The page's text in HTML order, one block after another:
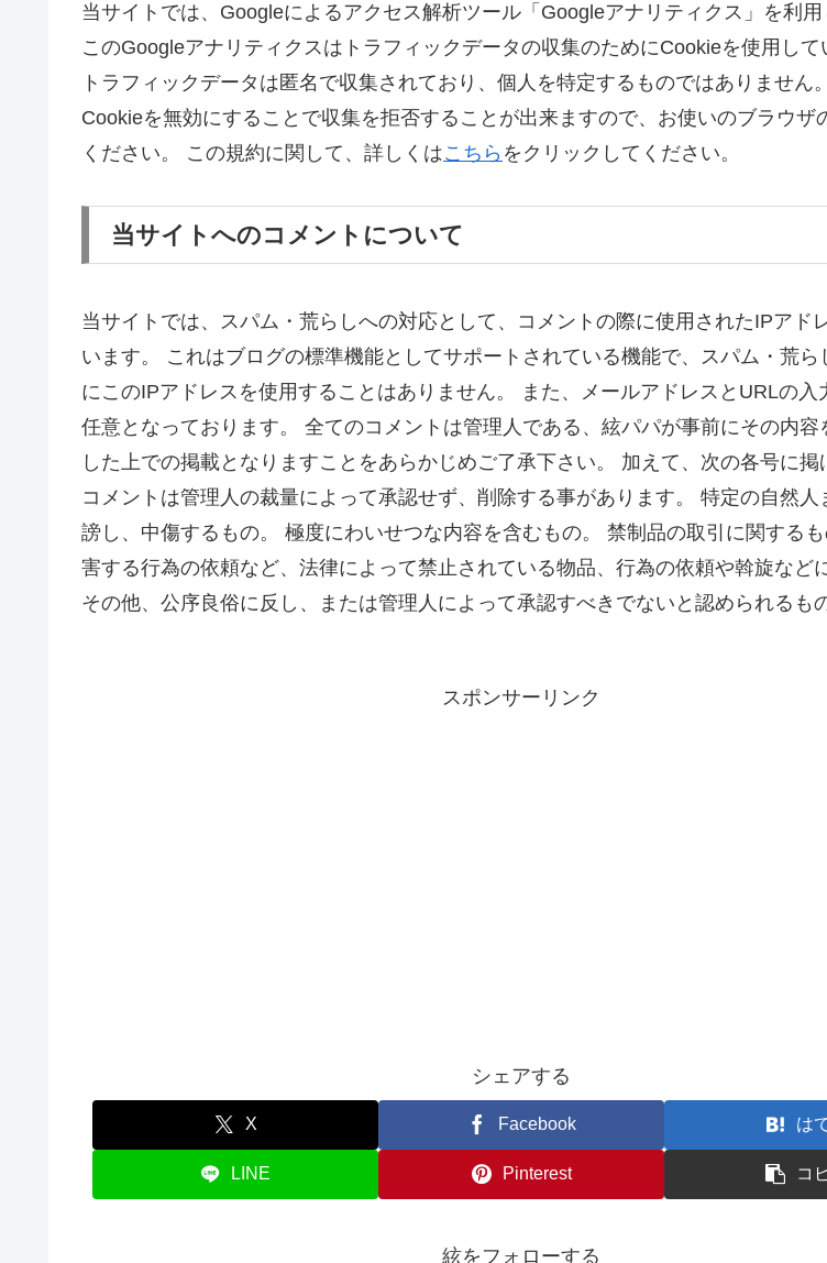
当サイトでは、Googleによるアクセス解析ツール「Googleアナリティクス」を利用
このGoogleアナリティクスはトラフィックデータの収集のためにCookieを使用し
トラフィックデータは匿名で収集されており、個人を特定するものではありません
Cookieを無効にすることで収集を拒否することが出来ますので、お使いのブラウザ
ください。 この規約に関して、詳しくはこちら をクリックしてください。
当サイトへのコメントについて
当サイトでは、スパム・荒らしへの対応として、コメントの際に使用されたIPアド
います。 これはブログの標準機能としてサポートされている機能で、スパム・荒ら
にこのIPアドレスを使用することはありません。 また、メールアドレスとURLの入
任意となっております。 全てのコメントは管理人である、絃パパが事前にその内容
した上での掲載となりますことをあらかじめご了承下さい。 加えて、次の各号に掲
コメントは管理人の裁量によって承認せず、削除する事があります。 特定の自然人
謗し、中傷するもの。 極度にわいせつな内容を含むもの。 禁制品の取引に関する
害する行為の依頼など、法律によって禁止されている物品、行為の依頼や斡旋など
その他、公序良俗に反し、または管理人によって承認すべきでないと認められるもの
スポンサーリンク
シェアする
X Facebook は
LINE Pinterest コ
絃をフォローする